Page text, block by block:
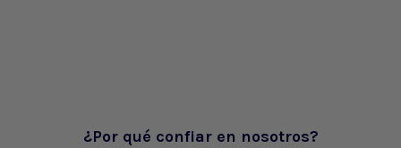
¿Por qué confiar en nosotros?